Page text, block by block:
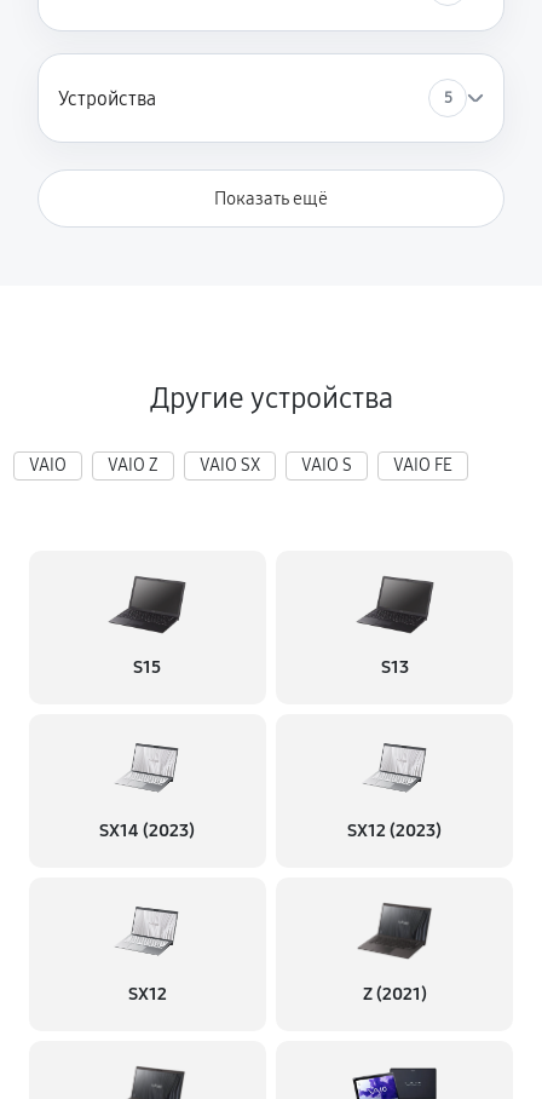
Устройства 5
Показать ещё
Другие устройства
VAIO VAIO Z VAIO SX VAIO S VAIO FE
S15 S13
SX14 (2023) SX12 (2023)
SX12 Z (2021)